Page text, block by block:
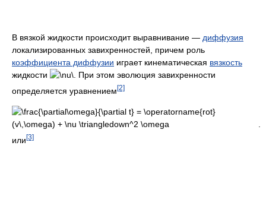
В вязкой жидкости происходит выравнивание — диффузия
локализированных завихренностей, причем роль
коэффициента диффузии играет кинематическая вязкость
жидкости
. При этом эволюция завихренности
определяется уравнением[2]
.
или [3]